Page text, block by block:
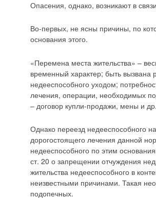
Опасения, однако, возникают в
Во-первых, не ясны причины, по
основания этого.
«Перемена места жительства» –
временный характер; быть
недееспособного уходом;
лечения, операции, необходимых
– договор купли-продажи, мены и др.
Однако переезд недееспособного
дорогостоящего лечения данной
недееспособного по этим
ст. 20 о запрещении отчуждения
жительства недееспособного в
неизвестными причинами. Такая
подопечных.